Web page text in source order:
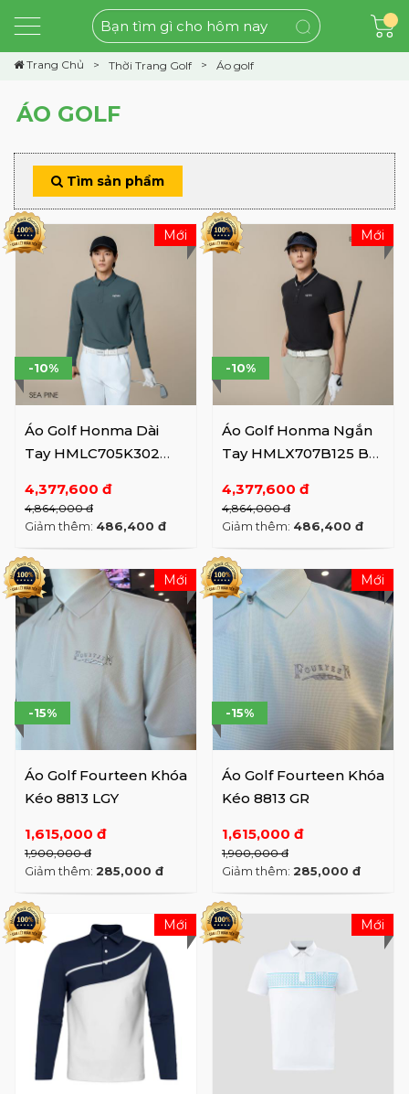
Trang Chủ Thời Trang Golf Áo golf
ÁO GOLF
Tìm sản phẩm
Áo Golf Honma Dài
Tay HMLC705K302
4,377,600 đ
4,864,000 đ
-10%
Giảm thêm: 486,400 đ
Mới
Áo Golf Honma Ngắn
Tay HMLX707B125 BK
4,377,600 đ
4,864,000 đ
-10%
Giảm thêm: 486,400 đ
Mới
Áo Golf Fourteen Khóa
Kéo 8813 LGY
1,615,000 đ
1,900,000 đ
-15%
Giảm thêm: 285,000 đ
Mới
Áo Golf Fourteen Khóa
Kéo 8813 GR
1,615,000 đ
1,900,000 đ
-15%
Giảm thêm: 285,000 đ
Mới
Mới Mới